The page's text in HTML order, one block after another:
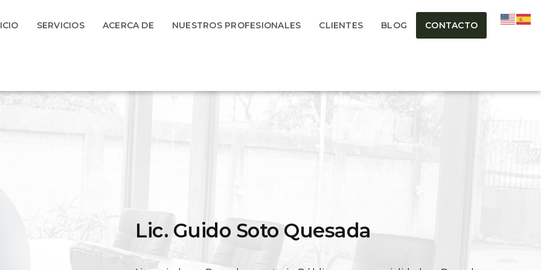
SERVICIOS ACERCA DE NUESTROS PROFESIONALES CLIENTES BLOG CONTACTO
Lic. Guido Soto Quesada